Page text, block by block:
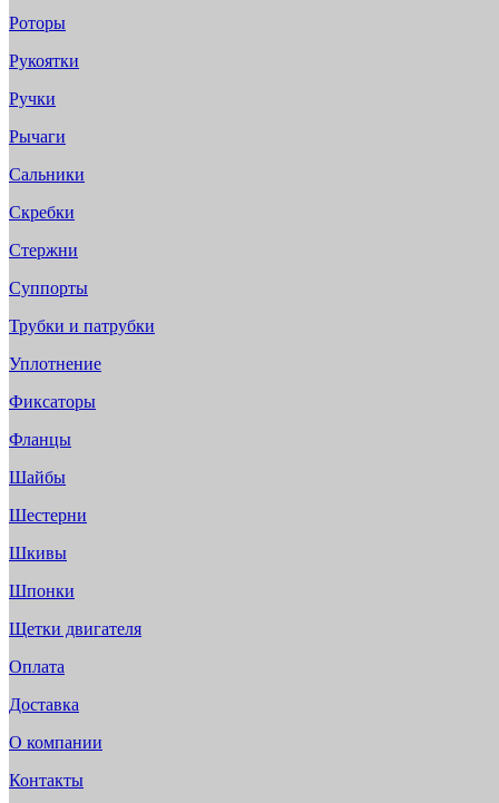
Роторы
Рукоятки
Ручки
Рычаги
Сальники
Скребки
Стержни
Суппорты
Трубки и патрубки
Уплотнение
Фиксаторы
Фланцы
Шайбы
Шестерни
Шкивы
Шпонки
Щетки двигателя
Оплата
Доставка
О компании
Контакты